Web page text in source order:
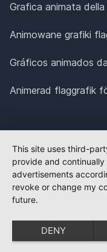
Grafica animata
Animowane grafiki
Gráficos animados
Animerad flaggrafik
This site uses third-
provide and
advertisements
revoke or change my
future.
DENY